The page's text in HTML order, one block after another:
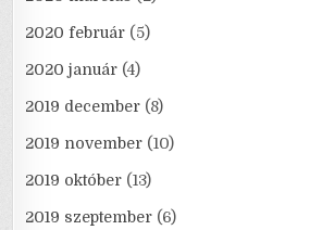
2020 február (5)
2020 január (4)
2019 december (8)
2019 november (10)
2019 október (13)
2019 szeptember (6)